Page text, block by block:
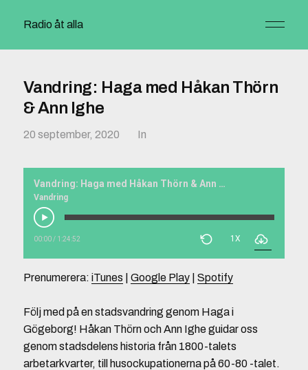
Radio åt alla
Vandring: Haga med Håkan Thörn
& Ann Ighe
20 september, 2020 In
Vandring: Haga med Håkan Thörn & Ann Ighe
Vandring
00:00/ 1:24:52 1X
Prenumerera: iTunes Google Play| Spotify
Följ med på en stadsvandring genom Haga i
Gögeborg! Håkan Thörn och Ann Ighe guidar oss
genom stadsdelens historia från 1800-talets
arbetarkvarter, till husockupationerna på 60-80 -talet.